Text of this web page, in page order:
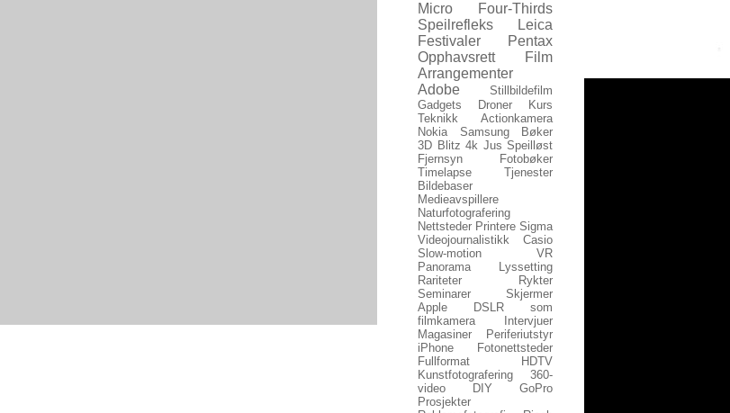
Micro Four-Thirds
Speilrefleks
Leica
Festivaler
Pentax
Opphavsrett
Film
Arrangementer
Adobe
Stillbildefilm
Gadgets
Droner
Kurs
Teknikk
Actionkamera
Nokia
Samsung
Bøker
3D Blitz 4k Jus Speilløst
Fjernsyn
Fotobøker
Timelapse
Tjenester
Bildebaser
Medieavspillere
Naturfotografering
Nettsteder Printere Sigma
Videojournalistikk
Casio
Slow-motion
VR
Panorama
Lyssetting
Rariteter
Rykter
Seminarer
Skjermer
Apple
DSLR som
filmkamera
Intervjuer
Magasiner
Periferiutstyr
iPhone
Fotonettsteder
Fullformat
HDTV
Kunstfotografering
360-
video
DIY
GoPro
Prosjekter